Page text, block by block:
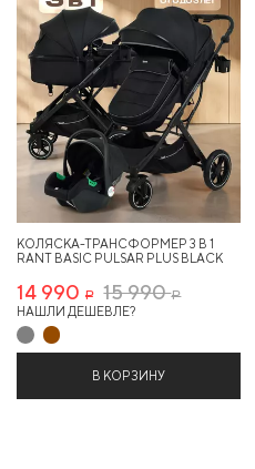
КОЛЯСКА-ТРАНСФОРМЕР 3 В 1
RANT BASIC PULSAR PLUS BLACK
14 990 Р 15 990Р
НАШЛИ ДЕШЕВЛЕ?
В КОРЗИНУ